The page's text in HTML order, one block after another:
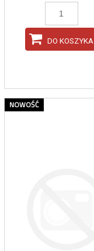
DO KOSZYKA
NOWOŚĆ